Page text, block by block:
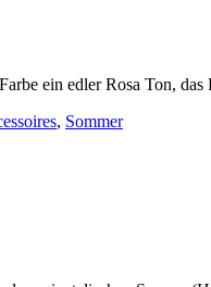
ein edler Rosa Ton,
, Sommer